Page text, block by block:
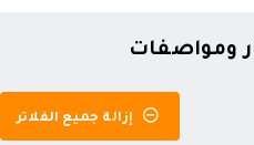
إزالة جميع الفلاتر